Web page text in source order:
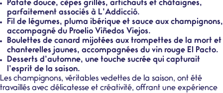
Patate douce, cèpes grillés, artichauts et châtaignes,
parfaitement associés à L’Addicció.
Fil de légumes, pluma ibérique et sauce aux champignons,
accompagné du Proelio Viñedos Viejos.
Boulettes de canard mijotées aux trompettes de la mort et
chanterelles jaunes, accompagnées du vin rouge El Pacto.
Desserts d’automne, une touche sucrée qui capturait
l’esprit de la saison.
Les champignons, véritables vedettes de la saison, ont été
travaillés avec délicatesse et créativité, offrant une expérience